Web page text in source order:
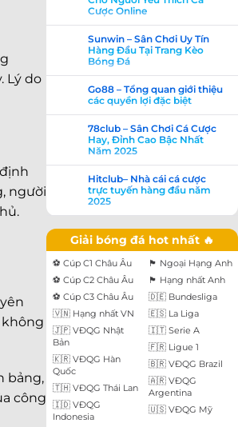
Lý do
người
không
bảng,
công
Cược Online
Sunwin – Sân Chơi Uy Tín
Hàng Đầu Tại Trang Kèo
Bóng Đá
Go88 – Tổng quan giới thiệu
các quyền lợi đặc biệt
78club – Sân Chơi Cá Cược
Hay, Đỉnh Cao Bậc Nhất
Năm 2025
Hitclub– Nhà cái cá cược
trực tuyến hàng đầu năm
2025
Giải bóng đá hot nhất 🔥
⚽️ Cúp C1 Châu Âu
⚽️ Cúp C2 Châu Âu
⚽️ Cúp C3 Châu Âu
🇻🇳 Hạng nhất VN
🇯🇵 VĐQG Nhật
Bản
🇰🇷 VĐQG Hàn
Quốc
🇹🇭 VĐQG Thái Lan
🇮🇩 VĐQG
Indonesia
🏴󠁧󠁢󠁥󠁮󠁧󠁿 Ngoại Hạng Anh
🏴󠁧󠁢󠁥󠁮󠁧󠁿 Hạng nhất Anh
🇩🇪 Bundesliga
🇪🇸 La Liga
🇮🇹 Serie A
🇫🇷 Ligue 1
🇧🇷 VĐQG Brazil
🇦🇷 VĐQG
Argentina
🇺🇸 VĐQG Mỹ